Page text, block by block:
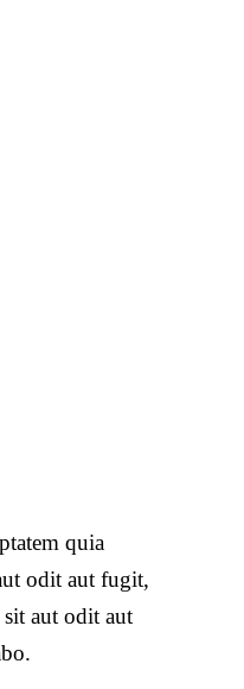
quia
odit aut fugit,
aut odit aut